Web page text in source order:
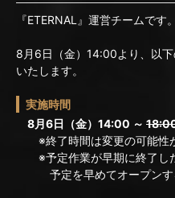
『ETERNAL』運営チームです。
8月6日（金）14:00より、以
いたします。
実施時間
8月6日（金）14:00 ～
※終了時間は変更の可能性が
※予定作業が早期に終了した
予定を早めてオープンする